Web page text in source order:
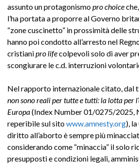
assunto un protagonismopro choice
l’ha portata a proporre al Governo
“zone cuscinetto” in prossimità delle
hanno poi condotto all’arresto nel
cristianipro lifecolpevoli solo di aver
scongiurare le c.d. interruzioni
Nel rapporto internazionale citato, dal
non sono reali per tutte e tutti: la lotta per
Europa(Index Number 01/0275/2025,
reperibile sul sitowww.amnesty.org),
diritto all’aborto è sempre più
considerando come “minaccia” il solo
presupposti e condizioni legali,